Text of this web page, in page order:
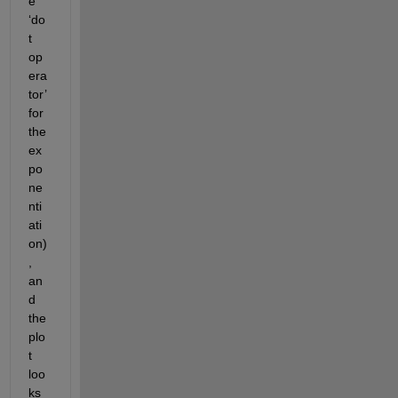
‘do
t
op
era
tor’
for
the
ex
po
ne
nti
ati
on)
an
d
the
plo
t
loo
ks